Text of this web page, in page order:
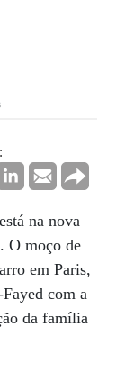
na nova
O moço de
em Paris,
com a
da família